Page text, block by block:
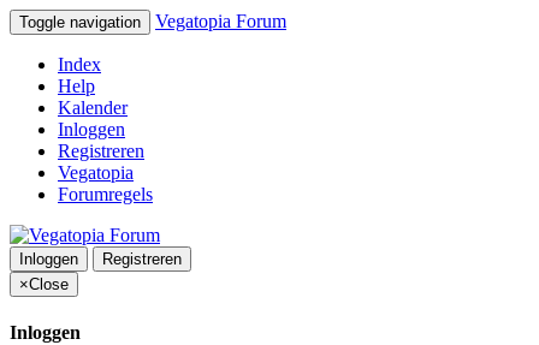
Toggle navigation Vegatopia Forum
Index
Help
Kalender
Inloggen
Registreren
Vegatopia
Forumregels
Inloggen
Registreren
×Close
Inloggen